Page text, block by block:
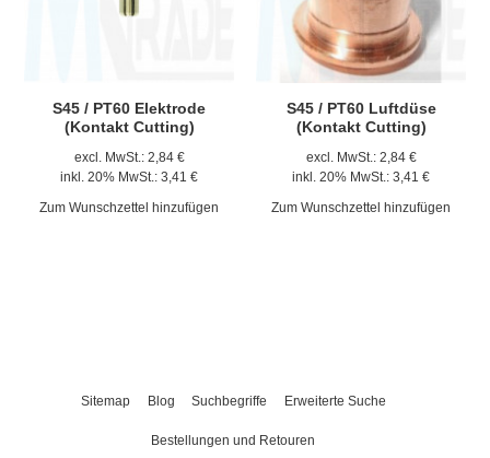
S45 / PT60 Elektrode
(Kontakt Cutting)
excl. MwSt.: 2,84 €
inkl. 20% MwSt.: 3,41 €
Zum Wunschzettel hinzufügen
S45 / PT60 Luftdüse
(Kontakt Cutting)
excl. MwSt.: 2,84 €
inkl. 20% MwSt.: 3,41 €
Zum Wunschzettel hinzufügen
Sitemap Blog Suchbegriffe Erweiterte Suche
Bestellungen und Retouren